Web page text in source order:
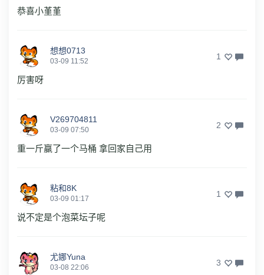
恭喜小堇堇
想想0713
03-09 11:52 1
厉害呀
V269704811
03-09 07:50 2
重一斤赢了一个马桶 拿回家自己用
粘和8K
03-09 01:17 1
说不定是个泡菜坛子呢
尤娜Yuna
03-08 22:06 3